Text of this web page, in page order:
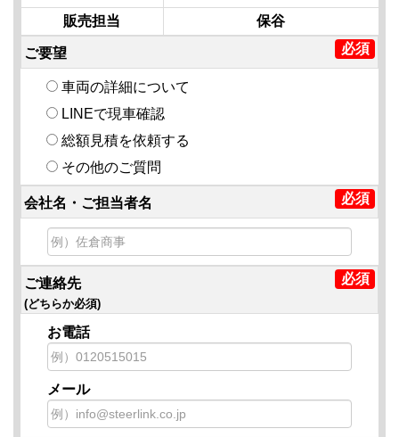
販売担当 保谷
ご要望
車両の詳細について
LINEで現車確認
総額見積を依頼する
その他のご質問
会社名・ご担当者名
ご連絡先
(どちらか必須)
お電話
メール